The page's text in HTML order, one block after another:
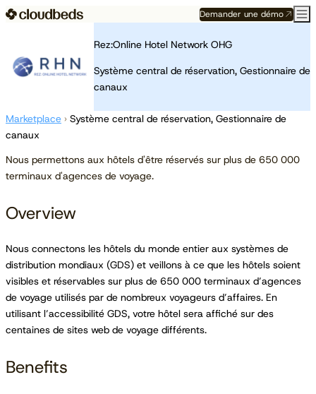
Demander une démo
Rez:Online Hotel Network OHG
Système central de réservation, Gestionnaire de
canaux
Marketplace › Système central de réservation, Gestionnaire de
canaux
Nous permettons aux hôtels d'être réservés sur plus de 650 000
terminaux d'agences de voyage.
Overview
Nous connectons les hôtels du monde entier aux systèmes de
distribution mondiaux (GDS) et veillons à ce que les hôtels soient
visibles et réservables sur plus de 650 000 terminaux d’agences
de voyage utilisés par de nombreux voyageurs d’affaires. En
utilisant l’accessibilité GDS, votre hôtel sera affiché sur des
centaines de sites web de voyage différents.
Benefits